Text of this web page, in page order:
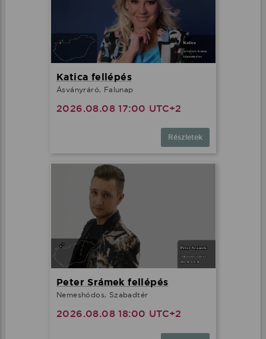
Katica fellépés
Ásványráró, Falunap
2026.08.08 17:00 UTC+2
Részletek
Peter Srámek fellépés
Nemeshódos, Szabadtér
2026.08.08 18:00 UTC+2